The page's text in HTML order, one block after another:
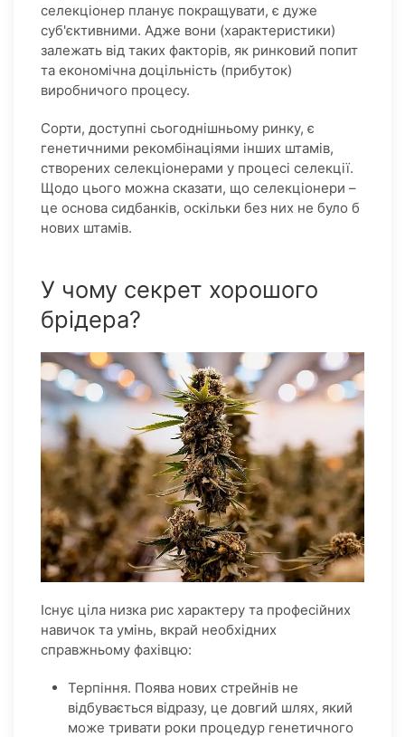
селекціонер планує покращувати, є дуже
суб'єктивними. Адже вони (характеристики)
залежать від таких факторів, як ринковий попит
та економічна доцільність (прибуток)
виробничого процесу.
Сорти, доступні сьогоднішньому ринку, є
генетичними рекомбінаціями інших штамів,
створених селекціонерами у процесі селекції.
Щодо цього можна сказати, що селекціонери –
це основа сидбанків, оскільки без них не було б
нових штамів.
У чому секрет хорошого
брідера?
Існує ціла низка рис характеру та професійних
навичок та умінь, вкрай необхідних
справжньому фахівцю:
Терпіння. Поява нових стрейнів не
відбувається відразу, це довгий шлях, який
може тривати роки процедур генетичного